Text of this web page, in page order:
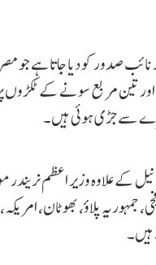
صدور کو دیا جاتا ہے جو
تین مربع سونے کے ٹکڑوں
سے جڑی ہوئی ہیں۔
جمہوریہ پلاؤ، بھوٹان،
ہیں۔